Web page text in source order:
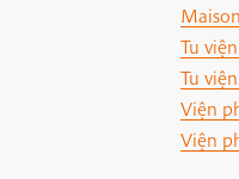
Tu
Tu
Viện
Viện